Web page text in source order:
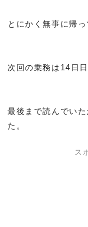
とにかく無事に帰
次回の乗務は14日
最後まで読んでい
た。
ス